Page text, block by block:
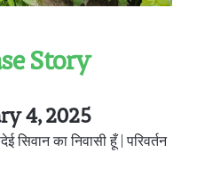
Story
4, 2025
सिवान का निवासी हूँ | परिवर्तन